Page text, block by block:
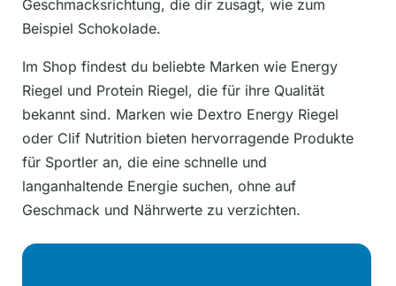
Geschmacksrichtung, die dir zusagt, wie zum
Beispiel Schokolade.
Im Shop findest du beliebte Marken wie Energy
Riegel und Protein Riegel, die für ihre Qualität
bekannt sind. Marken wie Dextro Energy Riegel
oder Clif Nutrition bieten hervorragende Produkte
für Sportler an, die eine schnelle und
langanhaltende Energie suchen, ohne auf
Geschmack und Nährwerte zu verzichten.